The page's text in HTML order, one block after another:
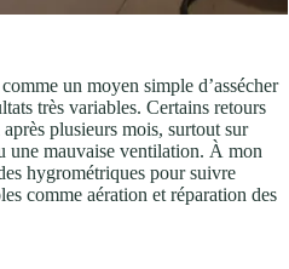
un moyen simple d’assécher
très variables. Certains retours
plusieurs mois, surtout sur
une mauvaise ventilation. À mon
hygrométriques pour suivre
comme aération et réparation des